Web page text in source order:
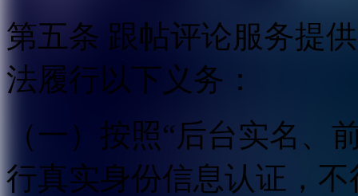
第五条 跟帖评论服务提
法履行以下义务：
（一）按照“后台实名、
行真实身份信息认证，